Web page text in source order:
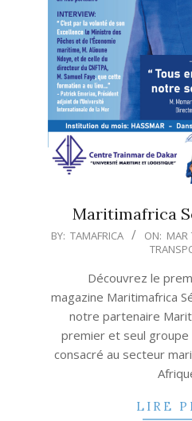
Maritimafrica
2022-
BY: TAMAFRICA ON: MAR
Découvrez le
magazine Maritimafrica
notre partenaire
premier et seul groupe
consacré au secteur
LIRE